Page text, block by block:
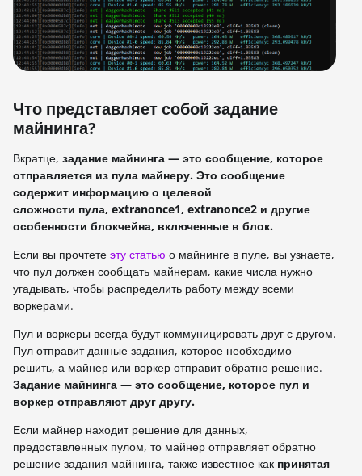
Что представляет собой задание
майнинга?
Вкратце, задание майнинга — это сообщение, которое
отправляется из пула майнеру. Это сообщение
содержит информацию о целевой
сложности пула, extranonce1, extranonce2 и другие
особенности блокчейна, включенные в блок.
Если вы прочтете эту статью о майнинге в пуле, вы узнаете,
что пул должен сообщать майнерам, какие числа нужно
угадывать, чтобы распределить работу между всеми
воркерами.
Пул и воркеры всегда будут коммуницировать друг с другом.
Пул отправит данные задания, которое необходимо
решить, а майнер или воркер отправит обратно решение.
Задание майнинга — это сообщение, которое пул и
воркер отправляют друг другу.
Если майнер находит решение для данных,
предоставленных пулом, то майнер отправляет обратно
решение задания майнинга, также известное как принятая